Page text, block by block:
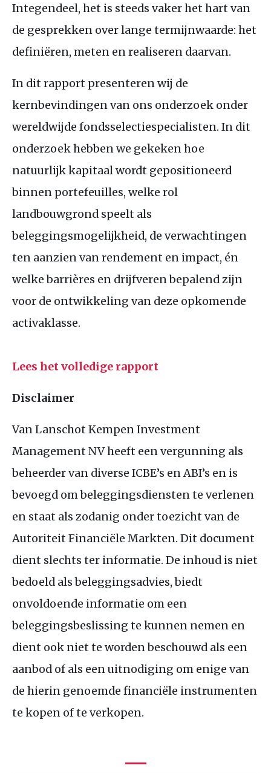
Integendeel, het is steeds vaker het hart van
de gesprekken over lange termijnwaarde: het
definiëren, meten en realiseren daarvan.
In dit rapport presenteren wij de
kernbevindingen van ons onderzoek onder
wereldwijde fondsselectiespecialisten. In dit
onderzoek hebben we gekeken hoe
natuurlijk kapitaal wordt gepositioneerd
binnen portefeuilles, welke rol
landbouwgrond speelt als
beleggingsmogelijkheid, de verwachtingen
ten aanzien van rendement en impact, én
welke barrières en drijfveren bepalend zijn
voor de ontwikkeling van deze opkomende
activaklasse.
Lees het volledige rapport
Disclaimer
Van Lanschot Kempen Investment
Management NV heeft een vergunning als
beheerder van diverse ICBE’s en ABI’s en is
bevoegd om beleggingsdiensten te verlenen
en staat als zodanig onder toezicht van de
Autoriteit Financiële Markten. Dit document
dient slechts ter informatie. De inhoud is niet
bedoeld als beleggingsadvies, biedt
onvoldoende informatie om een
beleggingsbeslissing te kunnen nemen en
dient ook niet te worden beschouwd als een
aanbod of als een uitnodiging om enige van
de hierin genoemde financiële instrumenten
te kopen of te verkopen.